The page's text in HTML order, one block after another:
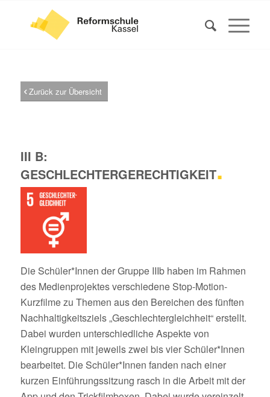
Zurück zur Übersicht
III B:
GESCHLECHTERGERECHTIGKEIT.
Die Schüler*Innen der Gruppe IIIb haben im Rahmen
des Medienprojektes verschiedene Stop-Motion-
Kurzfilme zu Themen aus den Bereichen des fünften
Nachhaltigkeitsziels „Geschlechtergleichheit“ erstellt.
Dabei wurden unterschiedliche Aspekte von
Kleingruppen mit jeweils zwei bis vier Schüler*Innen
bearbeitet. Die Schüler*Innen fanden nach einer
kurzen Einführungssitzung rasch in die Arbeit mit der